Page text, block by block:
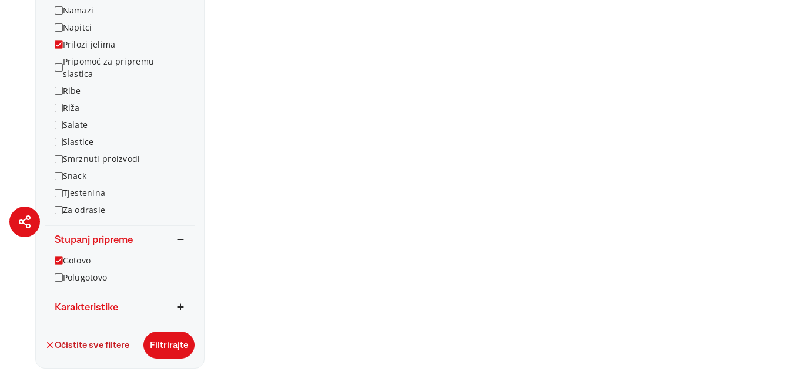
Namazi
Napitci
Prilozi jelima
Pripomoć za pripremu
slastica
Ribe
Riža
Salate
Slastice
Smrznuti proizvodi
Snack
Tjestenina
Za odrasle
Stupanj pripreme
Gotovo
Polugotovo
Karakteristike
Očistite sve filtere Filtrirajte